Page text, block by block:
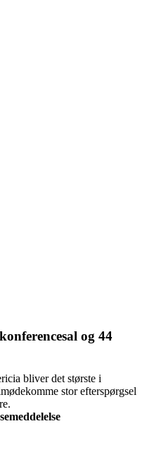
og 44
bliver det største i
stor efterspørgsel